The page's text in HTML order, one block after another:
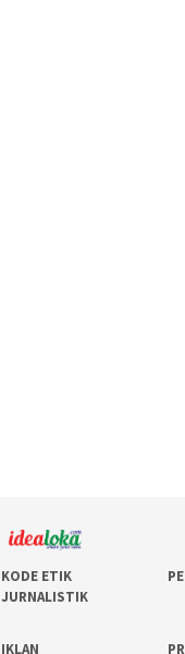
KODE ETIK
JURNALISTIK
IKLAN